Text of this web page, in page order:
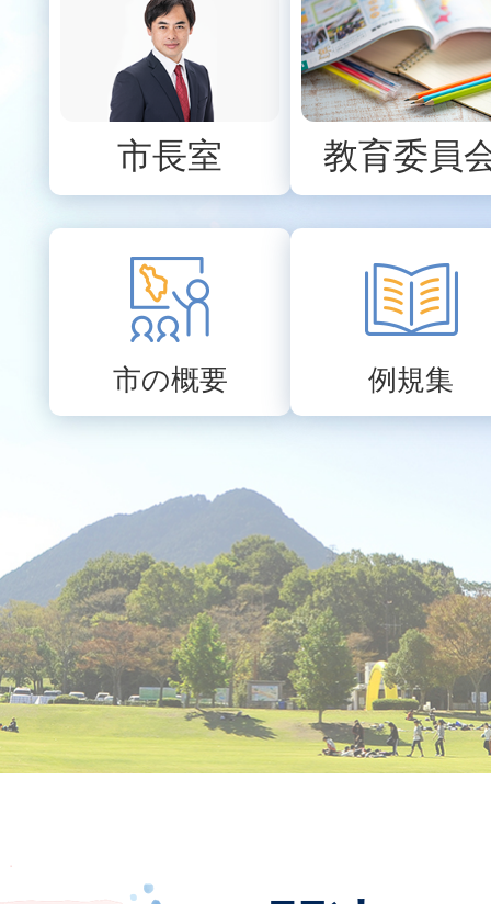
2026年07月31日
令和8年度野洲市職員上級
試験（追加募集）について
市長室 教育委員
市の概要 例規集